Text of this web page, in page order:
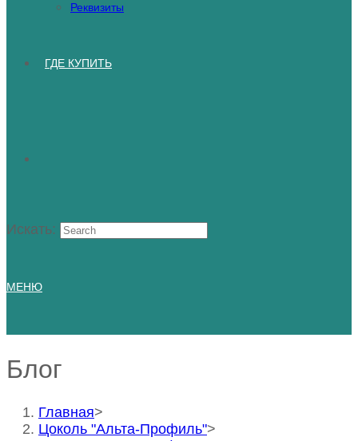
Реквизиты
ГДЕ КУПИТЬ
Искать:
МЕНЮ
Блог
Главная>
Цоколь "Альта-Профиль">